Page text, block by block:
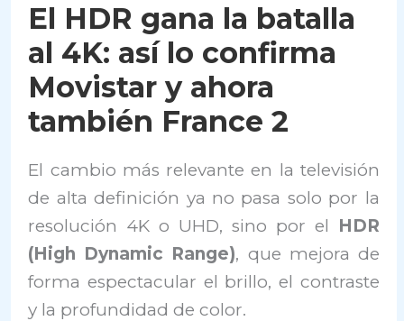
El HDR gana la batalla
al 4K: así lo confirma
Movistar y ahora
también France 2
El cambio más relevante en la televisión
de alta definición ya no pasa solo por la
resolución 4K o UHD, sino por el HDR
(High Dynamic Range), que mejora de
forma espectacular el brillo, el contraste
y la profundidad de color.